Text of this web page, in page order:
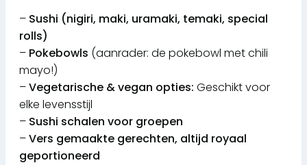
– Sushi (nigiri, maki, uramaki, temaki, special
rolls)
– Pokebowls (aanrader: de pokebowl met chili
mayo!)
–Vegetarische & vegan opties: Geschikt voor
elke levensstijl
– Sushi schalen voor groepen
–Vers gemaakte gerechten, altijd royaal
geportioneerd